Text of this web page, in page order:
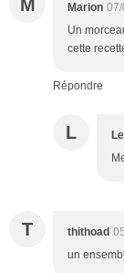
M Marion
Un
cette
Répondre
L
T thithoad
un